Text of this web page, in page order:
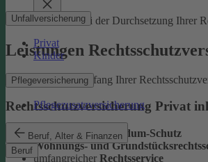
Unfallversicherung
Privat
Kinder
Pflegeversicherung
Pflegezusatzversicherung
Beruf, Alter & Finanzen
Beruf
Entstehen bei der Durchsetzung Ihrer
Leistungen
Sie können den Umfang Ihrer
Rechtsschutzversicherung Privat
leistungsstarkerRundum-Schutz
Wohnungs- und
umfangreicher Rechtsservice